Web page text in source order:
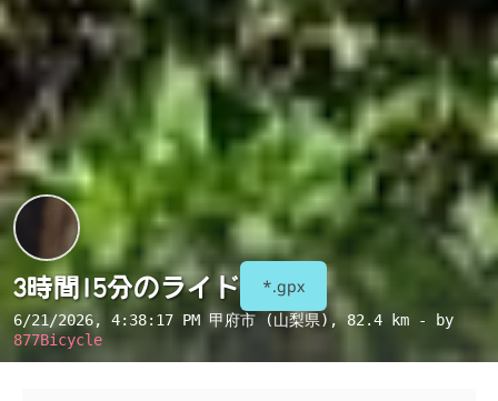
3時間15分のライド *.gpx
6/21/2026, 4:38:17 PM 甲府市 (山梨県) , 82.4 km - by
877Bicycle